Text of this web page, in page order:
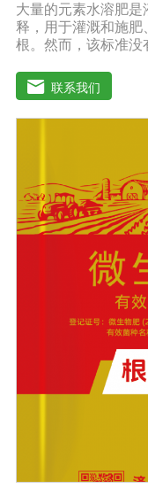
大量的元素水溶肥
释，用于灌溉和施肥
根。然而，该标准没
合肥料。大量的元
和树叶迅速渗透到体
增加果叶营养物质，
芽，加速茶树、果
类、甘蔗、桑树、
绿叶增强枝条，保
色，叶子又厚又亮
喷洒，也可防止谢
是大量元素水溶性
重、早熟、高产果
喷洒可以增加果实
物可以使抽穗整齐
防涝、防虫。风灾
病虫害，与农药混
联系我们